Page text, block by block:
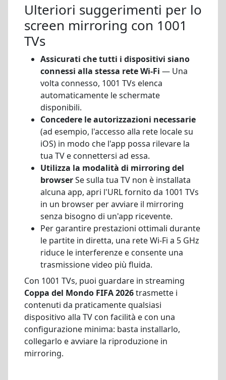
Ulteriori suggerimenti per lo
screen mirroring con 1001
TVs
Assicurati che tutti i dispositivi siano
connessi alla stessa rete Wi-Fi — Una
volta connesso, 1001 TVs elenca
automaticamente le schermate
disponibili.
Concedere le autorizzazioni necessarie
(ad esempio, l'accesso alla rete locale su
iOS) in modo che l'app possa rilevare la
tua TV e connettersi ad essa.
Utilizza la modalità di mirroring del
browserSe sulla tua TV non è installata
alcuna app, apri l'URL fornito da 1001 TVs
in un browser per avviare il mirroring
senza bisogno di un'app ricevente.
Per garantire prestazioni ottimali durante
le partite in diretta, una rete Wi-Fi a 5 GHz
riduce le interferenze e consente una
trasmissione video più fluida.
Con 1001 TVs, puoi guardare in streaming
Coppa del Mondo FIFA 2026trasmette i
contenuti da praticamente qualsiasi
dispositivo alla TV con facilità e con una
configurazione minima: basta installarlo,
collegarlo e avviare la riproduzione in
mirroring.